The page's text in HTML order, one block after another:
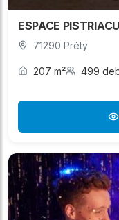
ESPACE
71290 Préty
207 m² 499